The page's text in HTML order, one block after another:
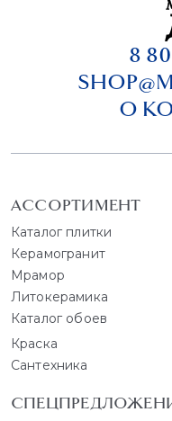
8
О
АССОРТИМЕНТ
Каталог плитки
Керамогранит
Мрамор
Литокерамика
Каталог обоев
Краска
Сантехника